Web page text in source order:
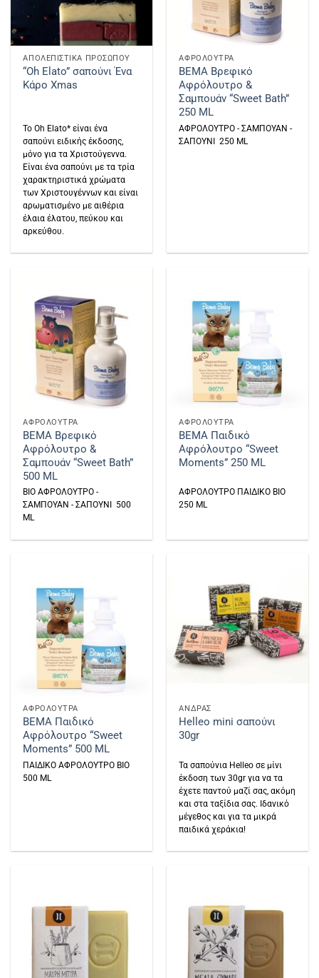
ΑΠΟΛΕΠΙΣΤΙΚΑ ΠΡΟΣΩΠΟΥ
“Oh Elato” σαπούνι Ένα
Κάρο Xmas
Το Oh Elato* είναι ένα
σαπούνι ειδικής έκδοσης,
μόνο για τα Χριστούγεννα.
Είναι ένα σαπούνι με τα τρία
χαρακτηριστικά χρώματα
των Χριστουγέννων και είναι
αρωματισμένο με αιθέρια
έλαια έλατου, πεύκου και
αρκεύθου.
ΑΦΡΟΛΟΥΤΡΑ
BEMA Βρεφικό
Αφρόλουτρο &
Σαμπουάν “Sweet Bath”
250 ML
ΑΦΡΟΛΟΥΤΡΟ - ΣΑΜΠΟΥΑΝ -
ΣΑΠΟΥΝΙ 250 ML
ΑΦΡΟΛΟΥΤΡΑ
BEMA Βρεφικό
Αφρόλουτρο &
Σαμπουάν “Sweet Bath”
500 ML
ΒΙΟ ΑΦΡΟΛΟΥΤΡΟ -
ΣΑΜΠΟΥΑΝ - ΣΑΠΟΥΝΙ 500
ML
ΑΦΡΟΛΟΥΤΡΑ
BEMA Παιδικό
Αφρόλουτρο “Sweet
Moments” 250 ML
ΑΦΡΟΛΟΥΤΡΟ ΠΑΙΔΙΚΟ ΒΙΟ
250 ML
ΑΦΡΟΛΟΥΤΡΑ
BEMA Παιδικό
Αφρόλουτρο “Sweet
Moments” 500 ML
ΠΑΙΔΙΚΟ ΑΦΡΟΛΟΥΤΡΟ ΒΙΟ
500 ML
ΑΝΔΡΑΣ
Helleo mini σαπούνι
30gr
Τα σαπούνια Helleo σε μίνι
έκδοση των 30gr για να τα
έχετε παντού μαζί σας, ακόμη
και στα ταξίδια σας. Ιδανικό
μέγεθος και για τα μικρά
παιδικά χεράκια!